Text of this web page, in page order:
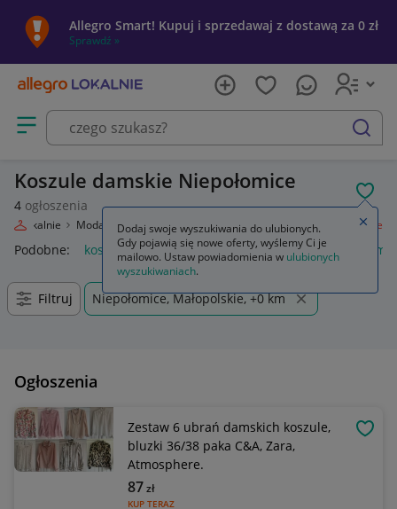
Allegro Smart! Kupuj i sprzedawaj z dostawą za 0 zł
Sprawdź »
Otwórz menu z kategoriami
szukaj
Koszule damskie Niepołomice
4 ogłoszenia
Lokalnie Moda Odzież, Obuwie, Dodatki Odzież damska Koszule
Podobne: koszule anda47 koszule poporodowe koszule
Filtruj Niepołomice, Małopolskie, +0 km
Ogłoszenia
Zestaw 6 ubrań damskich koszule,
bluzki 36/38 paka C&A, Zara,
Atmosphere.
KUP TERAZ
87zł
Dodaj swoje wyszukiwania do ulubionych.
Gdy pojawią się nowe oferty, wyślemy Ci je
mailowo. Ustaw powiadomienia w ulubionych
wyszukiwaniach.